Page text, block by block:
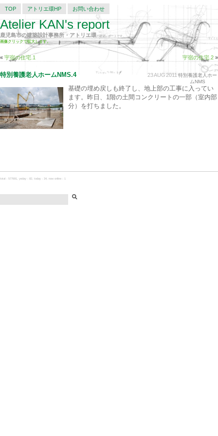
TOP アトリエ環HP お問い合わせ
Atelier KAN's report
鹿児島市の建築設計事務所・アトリエ環の建築レポートです。
画像クリックで拡大します。
« 宇宿の住宅.1 宇宿の住宅.2 »
23AUG2011 特別養護老人ホー
ムNMS
特別養護老人ホームNMS.4
基礎の埋め戻しも終了し、地上部の工事に入ってい
ます。昨日、1階の土間コンクリートの一部（室内部
分）を打ちました。
total：577691, yeday：82, today：34, now online：1